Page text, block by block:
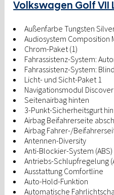
Volkswagen Golf VII
Außenfarbe Tungsten
Audiosystem Composition
Chrom-Paket (1)
Fahrassistenz-System:
Fahrassistenz-System:
Licht- und Sicht-Paket 1
Navigationsmodul
Seitenairbag hinten
3-Punkt-Sicherheitsgurt
Airbag Beifahrerseite
Airbag Fahrer-/
Antennen-Diversity
Anti-Blockier-System (ABS)
Antriebs-Schlupfregelung
Ausstattung Comfortline
Auto-Hold-Funktion
Automatische